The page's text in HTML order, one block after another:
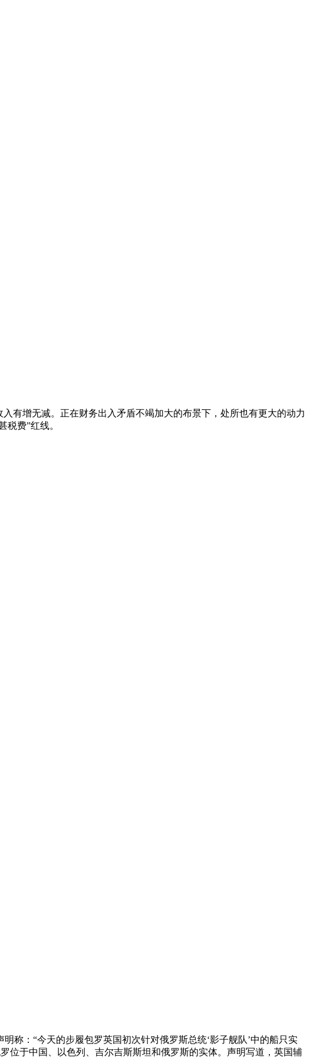
增无减。正在财务出入矛盾不竭加大的布景下，处所也有更大的动力
费”红线。
明称：“今天的步履包罗英国初次针对俄罗斯总统‘影子舰队’中的船只实
位于中国、以色列、吉尔吉斯斯坦和俄罗斯的实体。声明写道，英国辅